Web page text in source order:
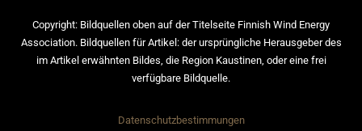
Copyright: Bildquellen oben auf der Titelseite Finnish Wind Energy
Association. Bildquellen für Artikel: der ursprüngliche Herausgeber des
im Artikel erwähnten Bildes, die Region Kaustinen, oder eine frei
verfügbare Bildquelle.
Datenschutzbestimmungen